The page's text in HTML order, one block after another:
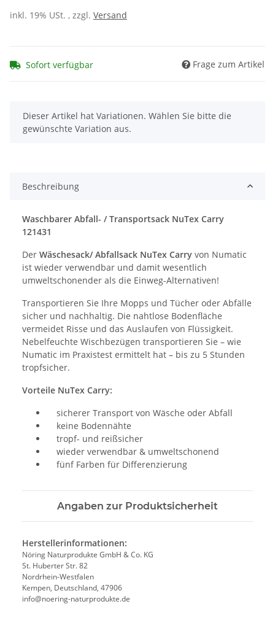
inkl. 19% USt. , zzgl. Versand
Sofort verfügbar Frage zum Artikel
x
Dieser Artikel hat Variationen. Wählen Sie bitte die
gewünschte Variation aus.
Beschreibung
Waschbarer Abfall- / Transportsack NuTex Carry
121431
Der Wäschesack/ Abfallsack NuTex Carry von Numatic
ist wieder verwendbar und damit wesentlich
umweltschonender als die Einweg-Alternativen!
Transportieren Sie Ihre Mopps und Tücher oder Abfälle
sicher und nachhaltig. Die nahtlose Bodenfläche
vermeidet Risse und das Auslaufen von Flüssigkeit.
Nebelfeuchte Wischbezügen transportieren Sie – wie
Numatic im Praxistest ermittelt hat – bis zu 5 Stunden
tropfsicher.
Vorteile NuTex Carry:
sicherer Transport von Wäsche oder Abfall
keine Bodennähte
tropf- und reißsicher
wieder verwendbar & umweltschonend
fünf Farben für Differenzierung
Angaben zur Produktsicherheit
Herstellerinformationen:
Nöring Naturprodukte GmbH & Co. KG
St. Huberter Str. 82
Nordrhein-Westfalen
Kempen, Deutschland, 47906
info@noering-naturprodukte.de